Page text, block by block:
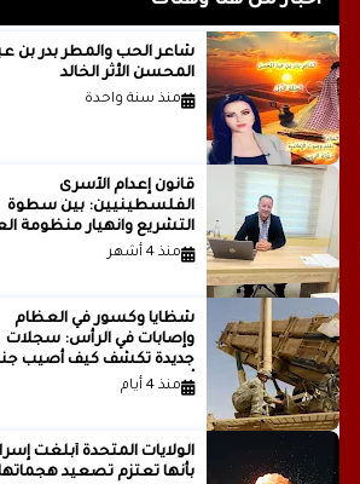
شاعر الحب والمطر بدر
المحسن الأثر الخالد
منذ سنة واحدة
قانون إعدام الأسرى
الفلسطينيين: بين سطوة
التشريع وانهيار منظومة
الدولية...بقلم الدكتور وسيم
منذ 4 أشهر
شظايا وكسور في العظام
وإصابات في الرأس: سجلات
جديدة تكشف كيف أصيب
أمريكيون في الحرب الإيرانية
منذ 4 أيام
الولايات المتحدة أبلغت
بأنها تعتزم تصعيد